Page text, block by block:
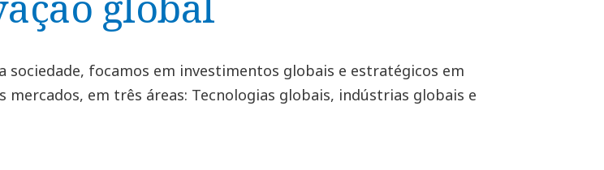
sociedade, focamos em investimentos globais e estratégicos em
mercados, em três áreas: Tecnologias globais, indústrias globais e